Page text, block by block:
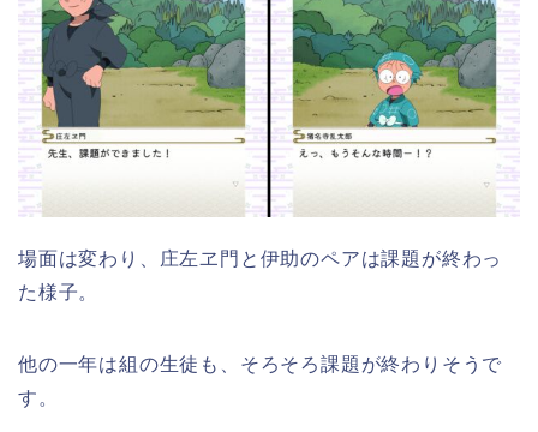
場面は変わり、庄左ヱ門と伊助のペアは課題が終わっ
た様子。
他の一年は組の生徒も、そろそろ課題が終わりそうで
す。